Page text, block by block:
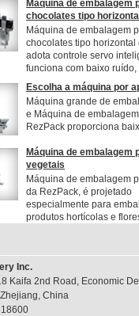
Máquina de embalagem
chocolates tipo horizontal
Máquina de embalagem
chocolates tipo horizontal
adota controle servo
funciona com baixo ruído,
Escolha a máquina por
Máquina grande de
e Máquina de
RezPack proporciona
Máquina de embalagem
vegetais
Máquina de embalagem
da RezPack, é projetado
especialmente para
produtos hortícolas e
Inc.
Kaifa 2nd Road, Economic
China